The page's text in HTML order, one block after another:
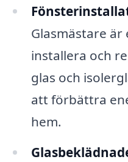
Glasmästare
installera och
glas och
att förbättra
hem.